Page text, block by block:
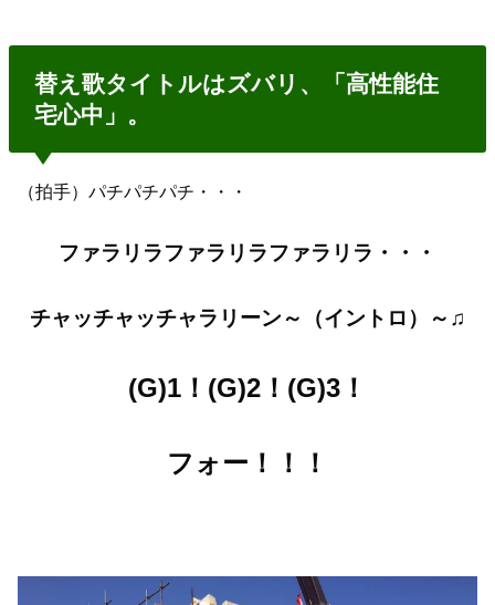
替え歌タイトルはズバリ、「高性能住
宅心中」。
（拍手）パチパチパチ・・・
ファラリラファラリラファラリラ・・・
チャッチャッチャラリーン～（イントロ）～♫
(G)1！(G)2！(G)3！
フォー！！！